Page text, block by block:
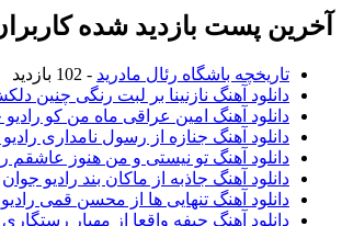
آخرین پست بازدید شده
تاریخچه باشگاه رئال مادرید - 102 بازدید
دانلود آهنگ نازنینا بر لبت رنگی چنین
دانلود آهنگ امین عراقی ماه من کو
دانلود آهنگ جنازه از رسول نامداری
دانلود آهنگ تو نیستی و من هنوز عاشقم
دانلود آهنگ جاذبه از ماکان بند رادیو جوان
دانلود آهنگ تنهایی ها از محسن قمی
دانلود آهنگ حیفه واقعا از مهیار